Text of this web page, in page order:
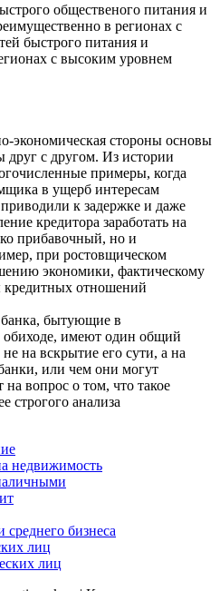
общественого питания и
в регионах с
быстрого питания и
с высоким уровнем
экономическая стороны основы
друг с другом. Из истории
примеры, когда
в ущерб интересам
к задержке и даже
кредитора заработать на
прибавочный, но и
при ростовщическом
экономики, фактическому
отношений
бытующие в
обиходе, имеют один общий
на вскрытие его сути, а на
или чем они могут
вопрос о том, что такое
строгого анализа
недвижимость
бизнеса
лиц
лиц